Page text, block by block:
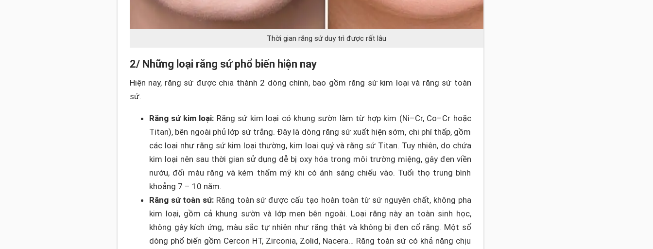
Thời gian răng sứ duy trì được rất lâu
2/ Những loại răng sứ phổ biến hiện nay
Hiện nay, răng sứ được chia thành 2 dòng chính, bao gồm răng sứ kim loại và răng sứ toàn
sứ.
Răng sứ kim loại: Răng sứ kim loại có khung sườn làm từ hợp kim (Ni–Cr, Co–Cr hoặc
Titan), bên ngoài phủ lớp sứ trắng. Đây là dòng răng sứ xuất hiện sớm, chi phí thấp, gồm
các loại như răng sứ kim loại thường, kim loại quý và răng sứ Titan. Tuy nhiên, do chứa
kim loại nên sau thời gian sử dụng dễ bị oxy hóa trong môi trường miệng, gây đen viền
nướu, đổi màu răng và kém thẩm mỹ khi có ánh sáng chiếu vào. Tuổi thọ trung bình
khoảng 7 – 10 năm.
Răng sứ toàn sứ:Răng toàn sứ được cấu tạo hoàn toàn từ sứ nguyên chất, không pha
kim loại, gồm cả khung sườn và lớp men bên ngoài. Loại răng này an toàn sinh học,
không gây kích ứng, màu sắc tự nhiên như răng thật và không bị đen cổ răng. Một số
dòng phổ biến gồm Cercon HT, Zirconia, Zolid, Nacera… Răng toàn sứ có khả năng chịu